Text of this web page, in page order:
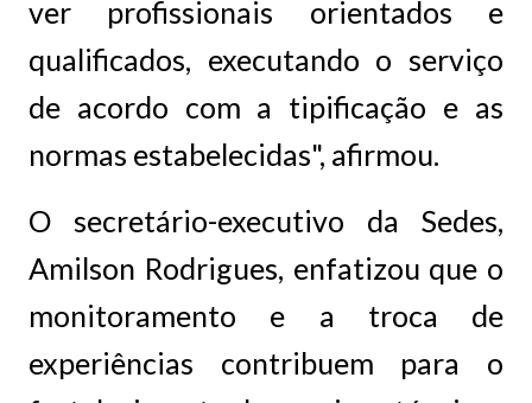
ver profissionais orientados e
qualificados, executando o serviço
de acordo com a tipificação e as
normas estabelecidas", afirmou.
O secretário-executivo da Sedes,
Amilson Rodrigues, enfatizou que o
monitoramento e a troca de
experiências contribuem para o